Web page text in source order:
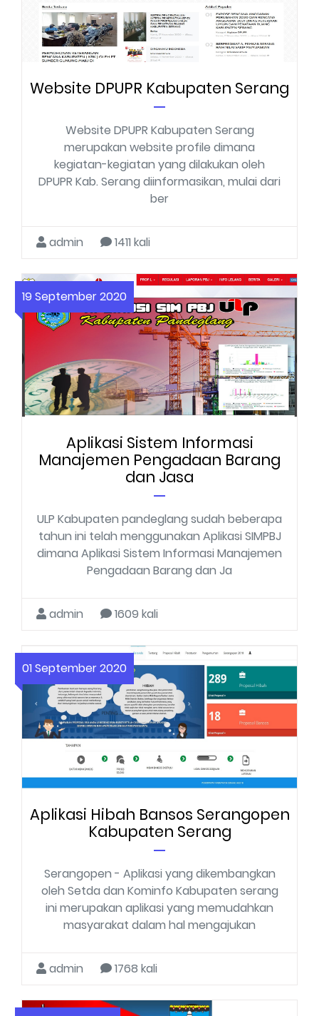
Website DPUPR Kabupaten Serang
Website DPUPR Kabupaten Serang
merupakan website profile dimana
kegiatan-kegiatan yang dilakukan oleh
DPUPR Kab. Serang diinformasikan, mulai dari
ber
admin 1411 kali
19 September 2020
Aplikasi Sistem Informasi
Manajemen Pengadaan Barang
dan Jasa
ULP Kabupaten pandeglang sudah beberapa
tahun ini telah menggunakan Aplikasi SIMPBJ
dimana Aplikasi Sistem Informasi Manajemen
Pengadaan Barang dan Ja
admin 1609 kali
01 September 2020
Aplikasi Hibah Bansos Serangopen
Kabupaten Serang
Serangopen - Aplikasi yang dikembangkan
oleh Setda dan Kominfo Kabupaten serang
ini merupakan aplikasi yang memudahkan
masyarakat dalam hal mengajukan
admin 1768 kali